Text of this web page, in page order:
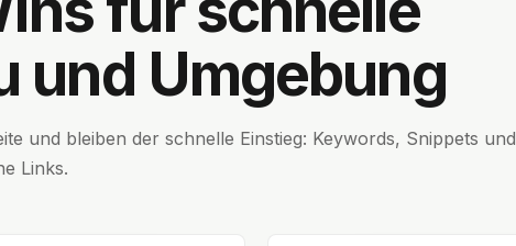
und Umgebung
und bleiben der schnelle Einstieg: Keywords, Snippets und
Links.